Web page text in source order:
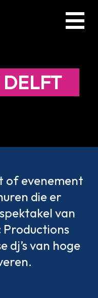
Menu
of evenement
die er
van
dj’s van hoge